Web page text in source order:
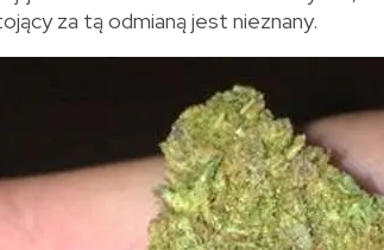
za tą odmianą jest nieznany.